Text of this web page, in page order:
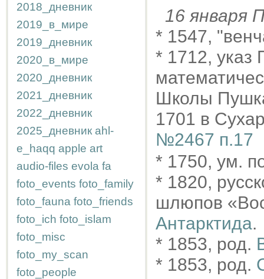
2018_дневник
2019_в_мире
2019_дневник
2020_в_мире
2020_дневник
2021_дневник
2022_дневник
2025_дневник ahl-
e_haqq apple art
audio-files evola fa
foto_events foto_family
foto_fauna foto_friends
foto_ich foto_islam
foto_misc
foto_my_scan
foto_people
16
* 1547,
* 1712, указ
Школы
1701 в
№2467 п.17
* 1750, ум.
* 1820,
шлюпов
Антарктида.
* 1853, род.
* 1853, род.